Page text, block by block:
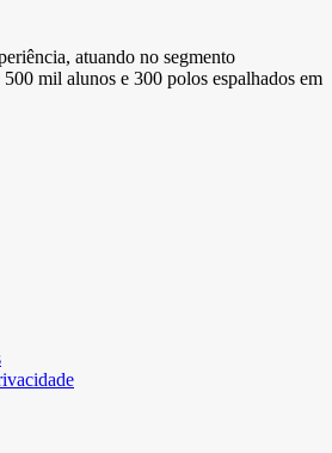
atuando no segmento
mil alunos e 300 polos espalhados em